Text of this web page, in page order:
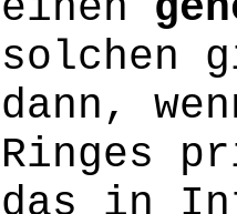
solchen
dann,
Ringes
das in